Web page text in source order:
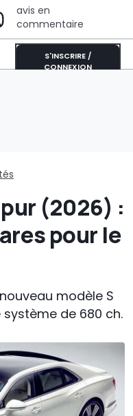
avis en
commentaire
S'INSCRIRE /
CONNEXION
(2026) :
pour le
modèle S
de 680 ch.